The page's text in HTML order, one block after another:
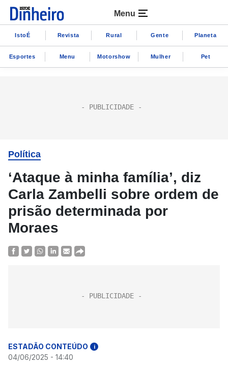
Menu
IstoÉ Revista Rural Gente Planeta
Esportes Menu Motorshow Mulher Pet
Política
‘Ataque à minha família’, diz
Carla Zambelli sobre ordem de
prisão determinada por
Moraes
ESTADÃO CONTEÚDO i
04/06/2025 - 14:40